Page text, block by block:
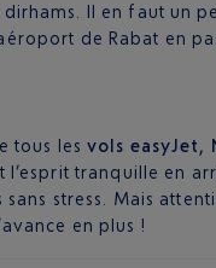
dirhams. Il en faut un
de Rabat en
tous lesvols easyJet,
tranquille en
stress. Mais
en plus !